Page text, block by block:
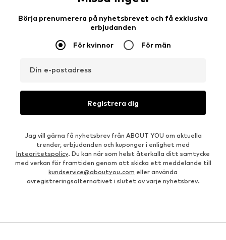
Börja prenumerera på nyhetsbrevet och få exklusiva
erbjudanden
För kvinnor För män
Din e-postadress
Registrera dig
Jag vill gärna få nyhetsbrev från ABOUT YOU om aktuella
trender, erbjudanden och kuponger i enlighet med
Integritetspolicy. Du kan när som helst återkalla ditt samtycke
med verkan för framtiden genom att skicka ett meddelande till
kundservice@aboutyou.com eller använda
avregistreringsalternativet i slutet av varje nyhetsbrev.